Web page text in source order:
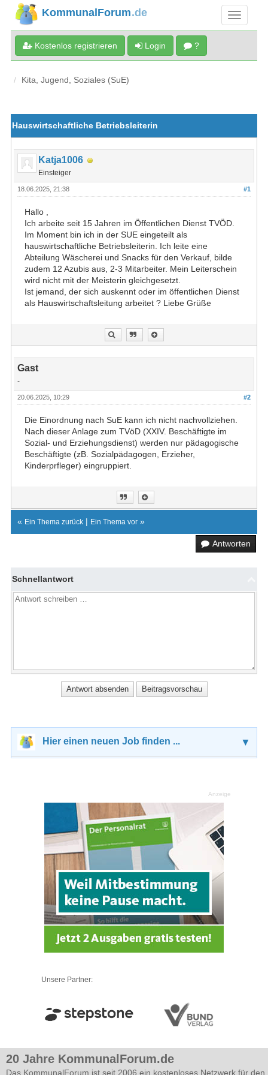
KommunalForum.de
Kostenlos registrieren Login ?
Kita, Jugend, Soziales (SuE)
Hauswirtschaftliche Betriebsleiterin
Katja1006
Einsteiger
#1
18.06.2025, 21:38
Hallo ,
Ich arbeite seit 15 Jahren im Öffentlichen Dienst TVÖD.
Im Moment bin ich in der SUE eingeteilt als
hauswirtschaftliche Betriebsleiterin. Ich leite eine
Abteilung Wäscherei und Snacks für den Verkauf, bilde
zudem 12 Azubis aus, 2-3 Mitarbeiter. Mein Leiterschein
wird nicht mit der Meisterin gleichgesetzt.
Ist jemand, der sich auskennt oder im öffentlichen Dienst
als Hauswirtschaftsleitung arbeitet ? Liebe Grüße
Gast
-
#2
20.06.2025, 10:29
Die Einordnung nach SuE kann ich nicht nachvollziehen.
Nach dieser Anlage zum TVöD (XXIV. Beschäftigte im
Sozial- und Erziehungsdienst) werden nur pädagogische
Beschäftigte (zB. Sozialpädagogen, Erzieher,
Kinderprfleger) eingruppiert.
« Ein Thema zurück| Ein Thema vor»
Antworten
Schnellantwort
Hier einen neuen Job finden ... ▼
Anzeige
Unsere Partner:
20 Jahre KommunalForum.de
Das KommunalForum ist seit 2006 ein kostenloses Netzwerk für den